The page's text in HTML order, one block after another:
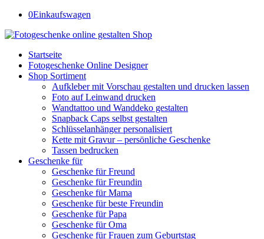
0Einkaufswagen
Startseite
Fotogeschenke Online Designer
Shop Sortiment
Aufkleber mit Vorschau gestalten und drucken lassen
Foto auf Leinwand drucken
Wandtattoo und Wanddeko gestalten
Snapback Caps selbst gestalten
Schlüsselanhänger personalisiert
Kette mit Gravur – persönliche Geschenke
Tassen bedrucken
Geschenke für
Geschenke für Freund
Geschenke für Freundin
Geschenke für Mama
Geschenke für beste Freundin
Geschenke für Papa
Geschenke für Oma
Geschenke für Frauen zum Geburtstag